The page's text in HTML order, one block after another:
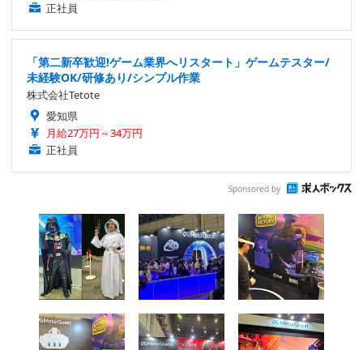
正社員
「第二新卒歓迎!ゲーム業界へリスタート」ゲームテスター/
未経験OK/研修あり/シンプル作業
株式会社Tetote
愛知県
月給27万円～34万円
正社員
Sponsored by